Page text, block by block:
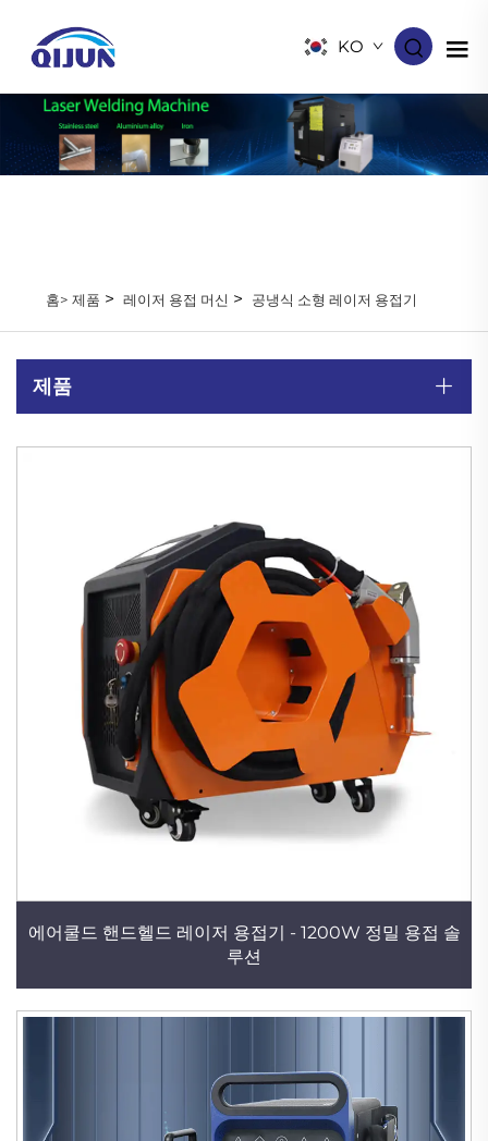
KO
홈> 제품 > 레이저 용접 머신 > 공냉식 소형 레이저 용접기
제품
에어쿨드 핸드헬드 레이저 용접기 - 1200W 정밀 용접 솔
루션